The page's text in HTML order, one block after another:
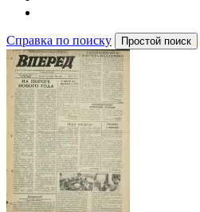
Справка по поиску